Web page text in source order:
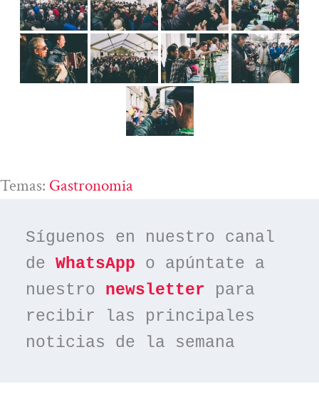
Temas: Gastronomia
Síguenos en nuestro canal
de WhatsApp o apúntate a
nuestro newsletter para
recibir las principales
noticias de la semana